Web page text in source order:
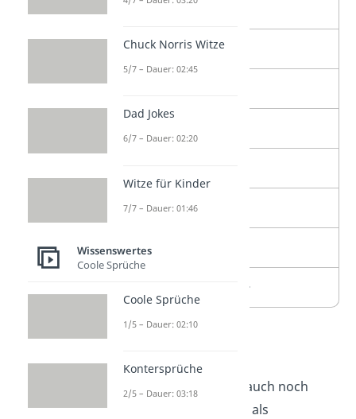
2
3 · · · – –
7
8
– – – – ·
Zu guter Letzt gibt es auch noch
, die du als
Chuck Norris Witze
5/7 – Dauer: 02:45
Dad Jokes
6/7 – Dauer: 02:20
Witze für Kinder
7/7 – Dauer: 01:46
Wissenswertes
Coole Sprüche
Coole Sprüche
1/5 – Dauer: 02:10
Kontersprüche
2/5 – Dauer: 03:18